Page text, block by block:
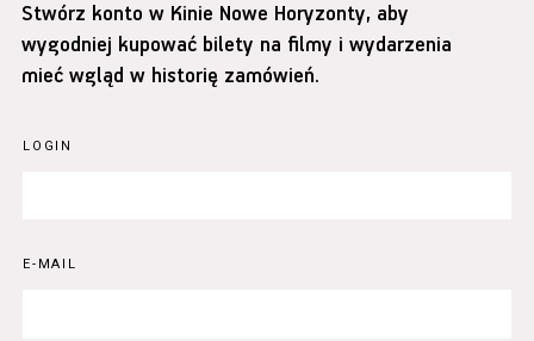
Stwórz konto w Kinie Nowe Horyzonty, aby
wygodniej kupować bilety na filmy i wydarzenia
mieć wgląd w historię zamówień.
LOGIN
E-MAIL